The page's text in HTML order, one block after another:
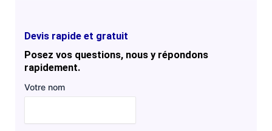
Devis rapide et gratuit
Posez vos questions, nous y répondons
rapidement.
Votre nom